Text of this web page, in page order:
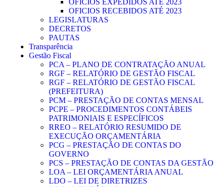
OFICIOS EXPEDIDOS ATÉ 2023
OFICIOS RECEBIDOS ATÉ 2023
LEGISLATURAS
DECRETOS
PAUTAS
Transparência
Gestão Fiscal
PCA – PLANO DE CONTRATAÇÃO ANUAL
RGF – RELATÓRIO DE GESTÃO FISCAL
RGF – RELATÓRIO DE GESTÃO FISCAL
(PREFEITURA)
PCM – PRESTAÇÃO DE CONTAS MENSAL
PCPE – PROCEDIMENTOS CONTÁBEIS
PATRIMONIAIS E ESPECÍFICOS
RREO – RELATÓRIO RESUMIDO DE
EXECUÇÃO ORÇAMENTÁRIA
PCG – PRESTAÇÃO DE CONTAS DO
GOVERNO
PCS – PRESTAÇÃO DE CONTAS DA GESTÃO
LOA – LEI ORÇAMENTÁRIA ANUAL
LDO – LEI DE DIRETRIZES